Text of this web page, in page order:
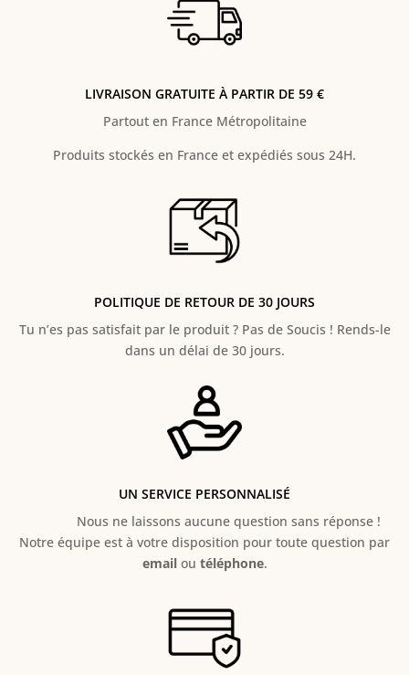
LIVRAISON GRATUITE À PARTIR DE 59 €
Partout en France Métropolitaine
Produits stockés en France et expédiés sous 24H.
POLITIQUE DE RETOUR DE 30 JOURS
Tu n’es pas satisfait par le produit ? Pas de Soucis ! Rends-le
dans un délai de 30 jours.
UN SERVICE PERSONNALISÉ
Nous ne laissons aucune question sans réponse !
Notre équipe est à votre disposition pour toute question par
emailou téléphone.